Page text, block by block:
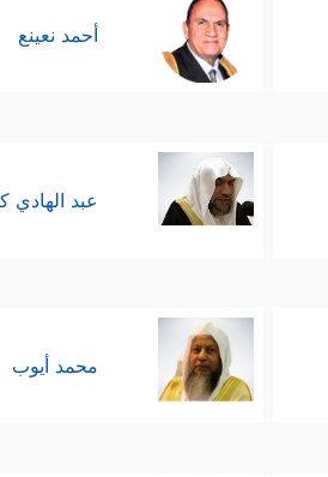
أحمد نعينع
عبد الهادي
محمد أيوب